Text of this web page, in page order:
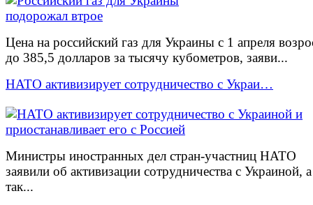
Цена на российский газ для Украины с 1 апреля
до 385,5 долларов за тысячу кубометров, заяви...
НАТО активизирует сотрудничество с Украи…
Министры иностранных дел стран-участниц НАТО
заявили об активизации сотрудничества с Украиной, а
так...